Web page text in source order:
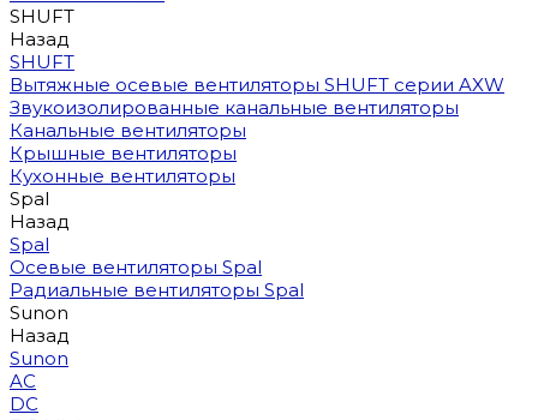
SHUFT
Назад
SHUFT
Вытяжные осевые вентиляторы SHUFT серии AXW
Звукоизолированные канальные вентиляторы
Канальные вентиляторы
Крышные вентиляторы
Кухонные вентиляторы
Spal
Назад
Spal
Осевые вентиляторы Spal
Радиальные вентиляторы Spal
Sunon
Назад
Sunon
AC
DC